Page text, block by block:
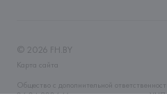
© 2026 FH.BY
Карта сайта
Общество с дополнительной
06.04.2006 Минским горисполкомом.